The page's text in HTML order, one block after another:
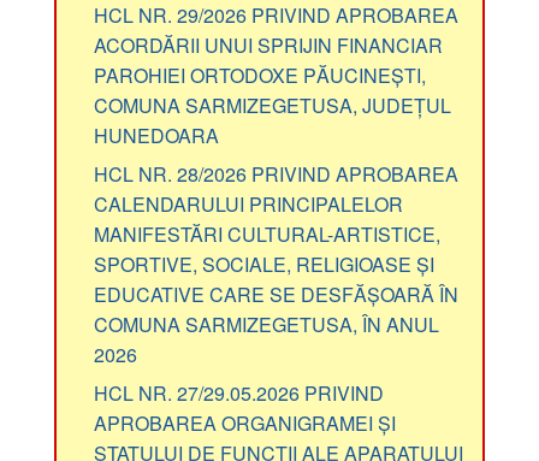
HCL NR. 29/2026 PRIVIND APROBAREA
ACORDĂRII UNUI SPRIJIN FINANCIAR
PAROHIEI ORTODOXE PĂUCINEȘTI,
COMUNA SARMIZEGETUSA, JUDEȚUL
HUNEDOARA
HCL NR. 28/2026 PRIVIND APROBAREA
CALENDARULUI PRINCIPALELOR
MANIFESTĂRI CULTURAL-ARTISTICE,
SPORTIVE, SOCIALE, RELIGIOASE ȘI
EDUCATIVE CARE SE DESFĂȘOARĂ ÎN
COMUNA SARMIZEGETUSA, ÎN ANUL
2026
HCL NR. 27/29.05.2026 PRIVIND
APROBAREA ORGANIGRAMEI ȘI
STATULUI DE FUNCȚII ALE APARATULUI